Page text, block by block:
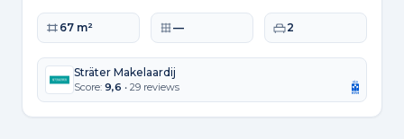
Woonoppervlakte
67 m² Perceeloppervlakte
— Slaapkamers
2
Sträter Makelaardij
Score: 9,6 • 29 reviews